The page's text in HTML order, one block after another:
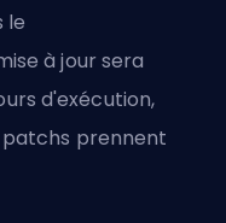
le
à jour sera
d'exécution,
prennent